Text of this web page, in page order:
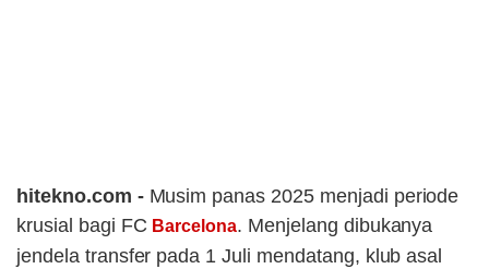
hitekno.com - Musim panas 2025 menjadi periode
krusial bagi FC Barcelona. Menjelang dibukanya
jendela transfer pada 1 Juli mendatang, klub asal